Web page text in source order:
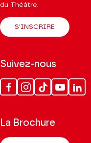
du Théâtre.
S'INSCRIRE
Suivez-nous
FacebookInstagram
Tik
Tok
La Brochure